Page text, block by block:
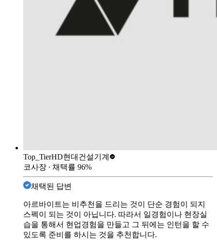
Top_TierHD현대건설기계
코사장 ∙ 채택률 96%
채택된 답변
아르바이트는 비추천을 드리는 것이 단순 경험이 되지
스펙이 되는 것이 아닙니다. 따라서 일경험이나 현장실
습을 통해서 현업경험을 만들고 그 뒤에는 인턴을 할 수
있도록 준비를 하시는 것을 추천합니다.